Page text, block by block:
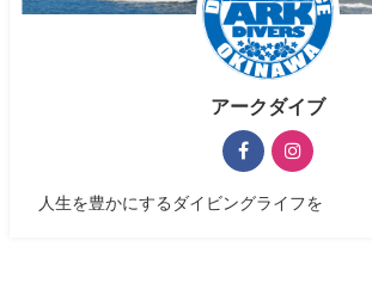
アークダイブ
人生を豊かにするダイビングライフを